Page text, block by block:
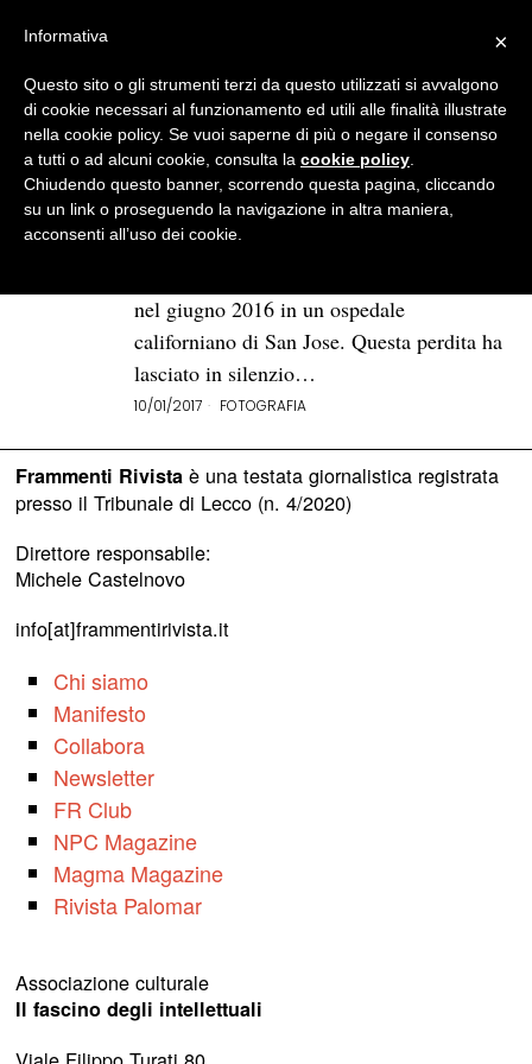
BROWSE TAG
Fan Ho
Fan Ho: Hong Kong, il talento e
una macchina fotografica
84 anni dopo i suoi primi sguardi il grande
nel giugno 2016 in un ospedale
californiano di San Jose. Questa perdita ha
lasciato in silenzio…
10/01/2017 FOTOGRAFIA
Frammenti Rivistaè una testata giornalistica registrata
presso il Tribunale di Lecco (n. 4/2020)
Direttore responsabile:
Michele Castelnovo
info[at]frammentirivista.it
Chi siamo
Manifesto
Collabora
Newsletter
FR Club
NPC Magazine
Magma Magazine
Rivista Palomar
Associazione culturale
Il fascino degli intellettuali
×
Informativa
Questo sito o gli strumenti terzi da questo utilizzati si avvalgono
di cookie necessari al funzionamento ed utili alle finalità illustrate
nella cookie policy. Se vuoi saperne di più o negare il consenso
a tutti o ad alcuni cookie, consulta la cookie policy
Chiudendo questo banner, scorrendo questa pagina, cliccando
su un link o proseguendo la navigazione in altra maniera,
acconsenti all’uso dei cookie.